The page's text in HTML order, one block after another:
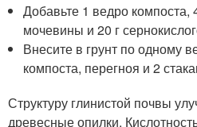
Добавьте 1 ведро компоста,
мочевины и 20 г
Внесите в грунт по одному
компоста, перегноя и 2
Структуру глинистой почвы
древесные опилки.